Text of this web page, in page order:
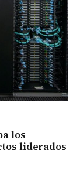
los
liderados